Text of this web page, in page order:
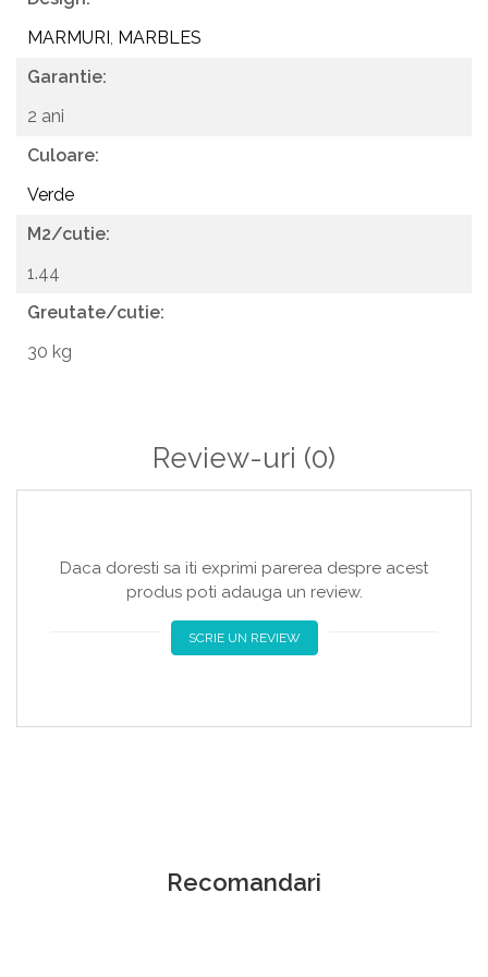
zone de recepție
MARMURI, MARBLES
Garantie:
2 ani
Culoare:
Verde
M2/cutie:
1.44
Greutate/cutie:
30 kg
Review-uri (0)
Daca doresti sa iti exprimi parerea despre acest
produs poti adauga un review.
SCRIE UN REVIEW
Recomandari